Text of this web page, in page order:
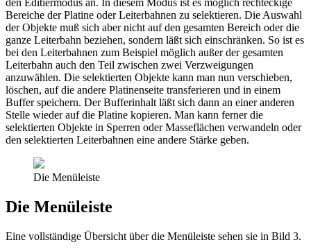
den Editiermodus an. In diesem Modus ist es möglich rechteckige
Bereiche der Platine oder Leiterbahnen zu selektieren. Die Auswahl
der Objekte muß sich aber nicht auf den gesamten Bereich oder die
ganze Leiterbahn beziehen, sondern läßt sich einschränken. So ist es
bei den Leiterbahnen zum Beispiel möglich außer der gesamten
Leiterbahn auch den Teil zwischen zwei Verzweigungen
anzuwählen. Die selektierten Objekte kann man nun verschieben,
löschen, auf die andere Platinenseite transferieren und in einem
Buffer speichern. Der Bufferinhalt läßt sich dann an einer anderen
Stelle wieder auf die Platine kopieren. Man kann ferner die
selektierten Objekte in Sperren oder Masseflächen verwandeln oder
den selektierten Leiterbahnen eine andere Stärke geben.
Die Menüleiste
Die Menüleiste
Eine vollständige Übersicht über die Menüleiste sehen sie in Bild 3.